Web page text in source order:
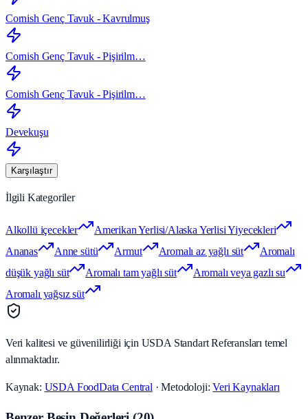
Cornish Genç Tavuk - Kavrulmuş
Cornish Genç Tavuk - Pişirilm…
Cornish Genç Tavuk - Pişirilm…
Devekuşu
Karşılaştır
İlgili Kategoriler
Alkollü içecekler
Amerikan Yerlisi/Alaska Yerlisi Yiyecekleri
Ananas
Anne sütü Armut Aromalı az yağlı süt
Aromalı
düşük yağlı süt
Aromalı tam yağlı süt
Aromalı veya gazlı su
Aromalı yağsız süt
Veri kalitesi ve güvenilirliği için USDA Standart Referansları temel
alınmaktadır.
Kaynak: USDA FoodData Central · Metodoloji:Veri Kaynakları